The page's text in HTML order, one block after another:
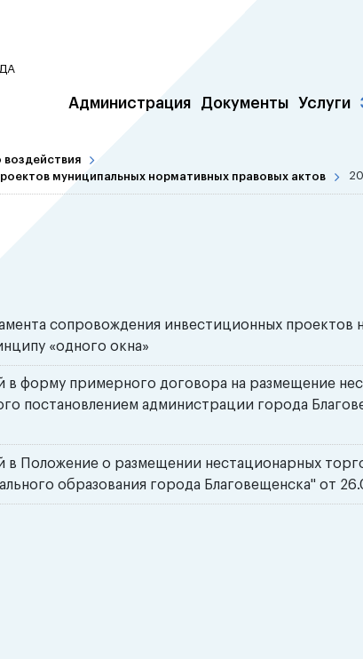
Администрация Документы Услуги
муниципальных нормативных правовых актов
сопровождения инвестиционных проектов
«одного окна»
в форму примерного договора на размещение
постановлением администрации города
в Положение о размещении нестационарных
образования города Благовещенска" от